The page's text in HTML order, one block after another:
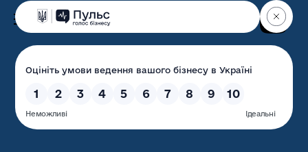
Волинська обласна
державна адміністрація